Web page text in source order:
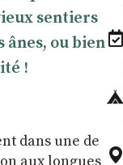
sentiers
ou bien
!
dans une de